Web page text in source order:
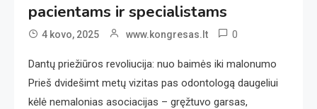
pacientams ir specialistams
4 kovo, 2025 www.kongresas.lt 0
Dantų priežiūros revoliucija: nuo baimės iki malonumo
Prieš dvidešimt metų vizitas pas odontologą daugeliui
kėlė nemalonias asociacijas – gręžtuvo garsas,